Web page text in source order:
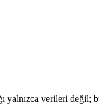
yalnızca verileri